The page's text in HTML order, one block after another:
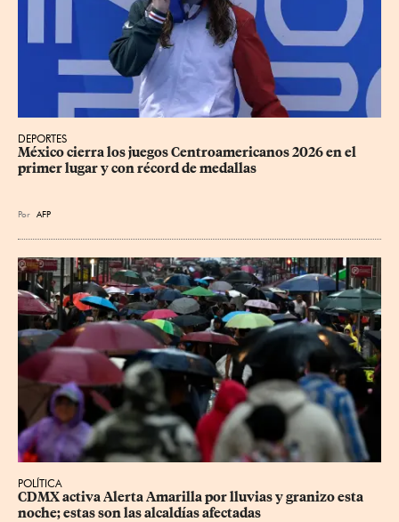
DEPORTES
México cierra los juegos Centroamericanos 2026 en el
primer lugar y con récord de medallas
Por AFP
POLÍTICA
CDMX activa Alerta Amarilla por lluvias y granizo esta
noche; estas son las alcaldías afectadas